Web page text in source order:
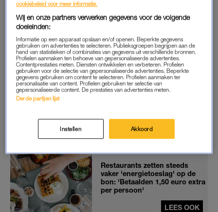
Klanten van Eneco die per 1 november nieuwe tarieven
krijgen, gaan 3,17 euro per kubieke meter gas betalen. Per
kWh elektriciteit moeten ze 79 cent afrekenen. Dat is 22 en 5
cent minder dan de tarieven in oktober.
NIEUWE TARIEVEN
Ook Budget Energie verlaagde het variabele gastarief
afgelopen week van 2,72 euro per kubieke meter naar 2,61
presenteren hoogstwaarschijnlijk eind november hun nieuwe
tarieven die per 1 januari gaan gelden.
Restaurants zetten steeds
vaker 'energietoeslag' op de
bon: 'Betaalden 1,50 euro extra
per persoon'
LEES OOK
cookiebeleid voor meer informatie.
Wij en onze partners verwerken gegevens voor de volgende
doeleinden:
Informatie op een apparaat opslaan en/of openen. Beperkte gegevens
gebruiken om advertenties te selecteren. Publieksgroepen begrijpen aan de
hand van statistieken of combinaties van gegevens uit verschillende bronnen.
Profielen aanmaken ten behoeve van gepersonaliseerde advertenties.
Contentprestaties meten. Diensten ontwikkelen en verbeteren. Profielen
gebruiken voor de selectie van gepersonaliseerde advertenties. Beperkte
gegevens gebruiken om content te selecteren. Profielen aanmaken ter
personalisatie van content. Profielen gebruiken ter selectie van
gepersonaliseerde content. De prestaties van advertenties meten.
Derde partijen lijst
Instellen Akkoord